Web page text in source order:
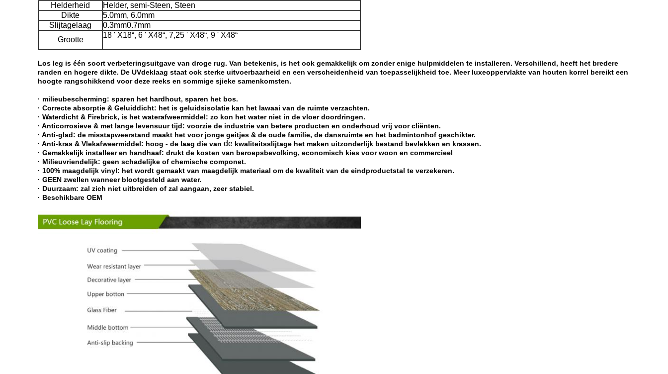
Helderheid
Helder, semi-Steen, Steen
Dikte
5.0mm, 6.0mm
Slijtagelaag
0.3mm0.7mm
Grootte
18 ' X18“, 6 ' X48“, 7,25 ' X48“, 9 ' X48“
Los leg is één soort verbeteringsuitgave van droge rug. Van betekenis, is het ook gemakkelijk om zonder enige hulpmiddelen te installeren. Verschillend, heeft het bredere
randen en hogere dikte. De UVdeklaag staat ook sterke uitvoerbaarheid en een verscheidenheid van toepasselijkheid toe. Meer luxeoppervlakte van houten korrel bereikt een
hoogte rangschikkend voor deze reeks en sommige sjieke samenkomsten.
· milieubescherming: sparen het hardhout, sparen het bos.
· Correcte absorptie & Geluiddicht: het is geluidsisolatie kan het lawaai van de ruimte verzachten.
· Waterdicht & Firebrick, is het waterafweermiddel: zo kon het water niet in de vloer doordringen.
· Anticorrosieve & met lange levensuur tijd: voorzie de industrie van betere producten en onderhoud vrij voor cliënten.
· Anti-glad: de misstapweerstand maakt het voor jonge geitjes & de oude familie, de dansruimte en het badmintonhof geschikter.
· Anti-kras & Vlekafweermiddel: hoog - de laag die van de kwaliteitsslijtage het maken uitzonderlijk bestand bevlekken en krassen.
· Gemakkelijk installeer en handhaaf: drukt de kosten van beroepsbevolking, economisch kies voor woon en commercieel
· Milieuvriendelijk: geen schadelijke of chemische componet.
· 100% maagdelijk vinyl: het wordt gemaakt van maagdelijk materiaal om de kwaliteit van de eindproductstal te verzekeren.
· GEEN zwellen wanneer blootgesteld aan water.
· Duurzaam: zal zich niet uitbreiden of zal aangaan, zeer stabiel.
· Beschikbare OEM